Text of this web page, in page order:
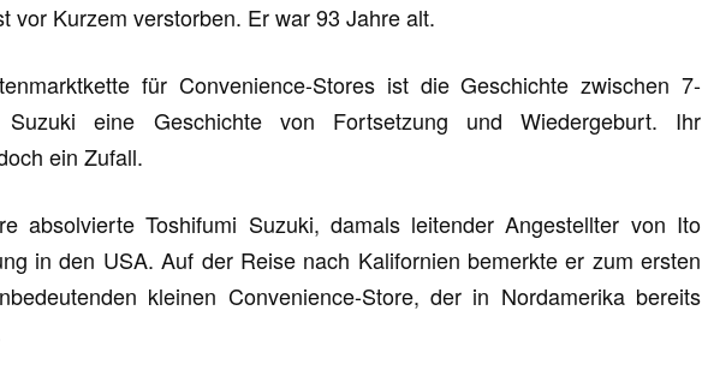
vor Kurzem verstorben. Er war 93 Jahre alt.
für Convenience-Stores ist die Geschichte zwischen 7-
eine Geschichte von Fortsetzung und Wiedergeburt. Ihr
ein Zufall.
absolvierte Toshifumi Suzuki, damals leitender Angestellter von Ito
in den USA. Auf der Reise nach Kalifornien bemerkte er zum ersten
kleinen Convenience-Store, der in Nordamerika bereits